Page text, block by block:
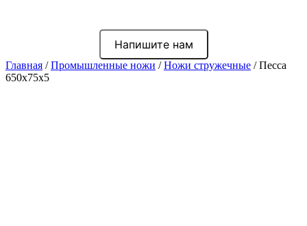
Напишите нам
Главная /Промышленные ножи /Ножи стружечные / Песса
650x75x5